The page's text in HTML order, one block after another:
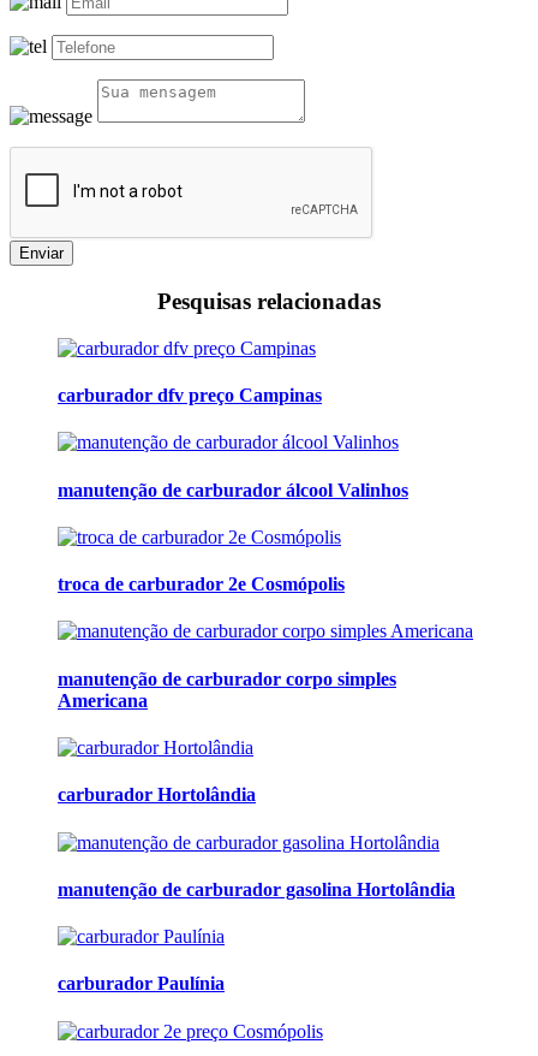
Enviar
Pesquisas relacionadas
carburador dfv preço Campinas
manutenção de carburador álcool Valinhos
troca de carburador 2e Cosmópolis
manutenção de carburador corpo simples
Americana
carburador Hortolândia
manutenção de carburador gasolina Hortolândia
carburador Paulínia